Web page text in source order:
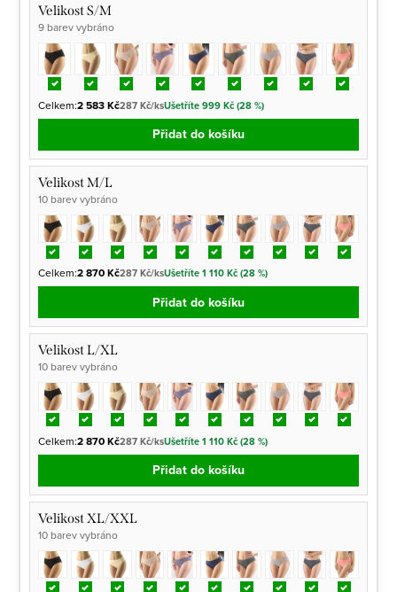
Velikost S/M
9 barev vybráno
Celkem:2 583 Kč287 Kč/ksUšetříte 999 Kč (28 %)
Přidat do košíku
Velikost M/L
10 barev vybráno
Celkem:2 870 Kč287 Kč/ksUšetříte 1 110 Kč (28 %)
Přidat do košíku
Velikost L/XL
10 barev vybráno
Celkem:2 870 Kč287 Kč/ksUšetříte 1 110 Kč (28 %)
Přidat do košíku
Velikost XL/XXL
10 barev vybráno